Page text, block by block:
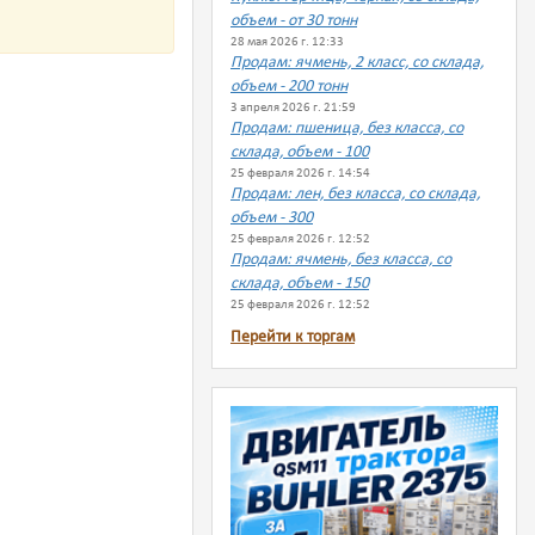
объем - от 30 тонн
28 мая 2026 г. 12:33
Продам: ячмень, 2 класс, со склада,
объем - 200 тонн
3 апреля 2026 г. 21:59
Продам: пшеница, без класса, со
склада, объем - 100
25 февраля 2026 г. 14:54
Продам: лен, без класса, со склада,
объем - 300
25 февраля 2026 г. 12:52
Продам: ячмень, без класса, со
склада, объем - 150
25 февраля 2026 г. 12:52
Перейти к торгам